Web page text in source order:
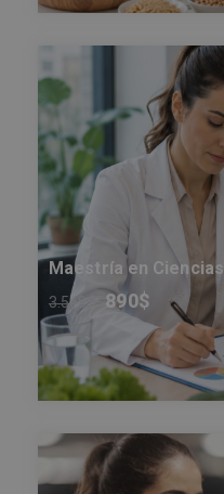
Maestría en
3.560 890$